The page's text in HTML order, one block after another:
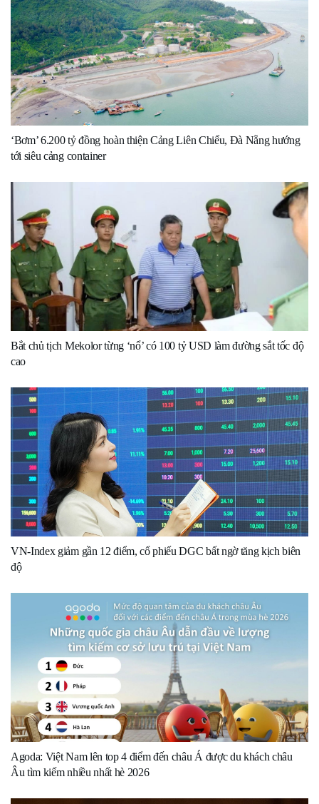
‘Bơm’ 6.200 tỷ đồng hoàn thiện Cảng Liên Chiểu, Đà Nẵng hướng
tới siêu cảng container
Bắt chủ tịch Mekolor từng ‘nổ’ có 100 tỷ USD làm đường sắt tốc độ
cao
VN-Index giảm gần 12 điểm, cổ phiếu DGC bất ngờ tăng kịch biên
độ
Agoda: Việt Nam lên top 4 điểm đến châu Á được du khách châu
Âu tìm kiếm nhiều nhất hè 2026